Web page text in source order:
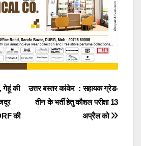
उत्तर बस्तर कांकेर : सहायक ग्रेड-
तीन के भर्ती हेतु कौशल परीक्षा 13
अप्रैल को
गेहूं की
की